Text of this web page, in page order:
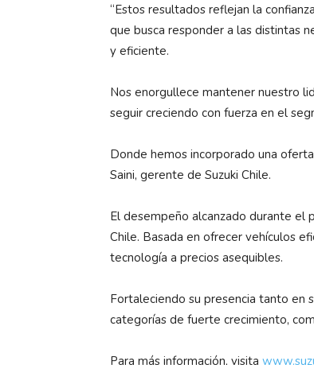
“Estos resultados reflejan la
que busca responder a las distintas
y eficiente.
Nos enorgullece mantener nuestro
seguir creciendo con fuerza en el
Donde hemos incorporado una
Saini, gerente de Suzuki Chile.
El desempeño alcanzado durante el
Chile. Basada en ofrecer vehículos
tecnología a precios asequibles.
Fortaleciendo su presencia tanto en
categorías de fuerte crecimiento,
Para más información, visita